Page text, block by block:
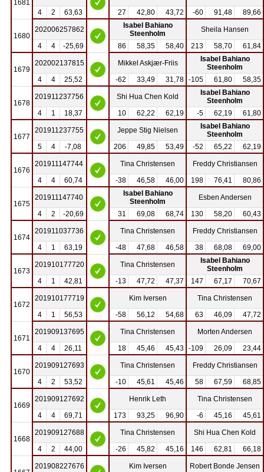
1681
4
2 63,63 27 42,80 43,72 -60 91,48 89,66
1680
202006257862
Isabel Bahiano
Steenholm
Sheila Hansen
4
4 -25,69 86 58,35 58,40 213 58,70 61,84
1679
202002137815 Mikkel Askjær-Friis
Isabel Bahiano
Steenholm
4
4 25,52 -62 33,49 31,78 -105 61,80 58,35
1678
201911237756 Shi Hua Chen Kold
Isabel Bahiano
Steenholm
4
1 18,37 10 62,22 62,19 -5 62,19 61,80
1677
201911237755 Jeppe Stig Nielsen
Isabel Bahiano
Steenholm
5
4 -7,08 206 49,85 53,49 -52 65,22 62,19
1676
201911147744 Tina Christensen
Freddy Christiansen
4
4 60,74 -38 46,58 46,00 198 76,41 80,86
1675
201911147740
Isabel Bahiano
Steenholm
Esben Andersen
4
2 -20,69 31 69,08 68,74 130 58,20 60,43
1674
201911037736 Tina Christensen
Freddy Christiansen
4
1 63,19 -48 47,68 46,58 38 68,08 69,00
1673
201910177720 Tina Christensen
Isabel Bahiano
Steenholm
4
1 42,81 -13 47,72 47,37 147 67,17 70,67
1672
201910177719 Kim Iversen
Tina Christensen
4
1 56,53 -58 56,12 54,68 63 46,09 47,72
1671
201909137695 Tina Christensen
Morten Andersen
4
4 26,11 18 45,46 45,43 -109 26,09 23,44
1670
201909127693 Tina Christensen
Freddy Christiansen
4
2 53,52 -10 45,61 45,46 58 67,59 68,85
1669
201909127692 Henrik Leth
Tina Christensen
4
4 69,71 173 93,25 96,90 -6 45,16 45,61
1668
201909127688 Tina Christensen
Shi Hua Chen Kold
4
2 44,00 -26 45,82 45,16 146 62,81 66,18
201908227676 Kim Iversen Robert Bonde Jensen